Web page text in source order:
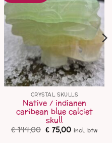
CRYSTAL SKULLS
Native / indianen
caribean blue calciet
skull
€144,00 Oorspronkelijke
prijs
€ 75,00Huidige
prijs
incl. btw